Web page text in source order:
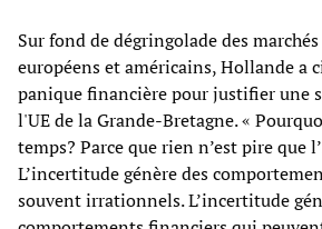
Sur fond de dégringolade des
européens et américains, Hollande a
panique financière pour justifier une
l'UE de la Grande-Bretagne. «
temps? Parce que rien n’est pire que
L’incertitude génère des
souvent irrationnels. L’incertitude